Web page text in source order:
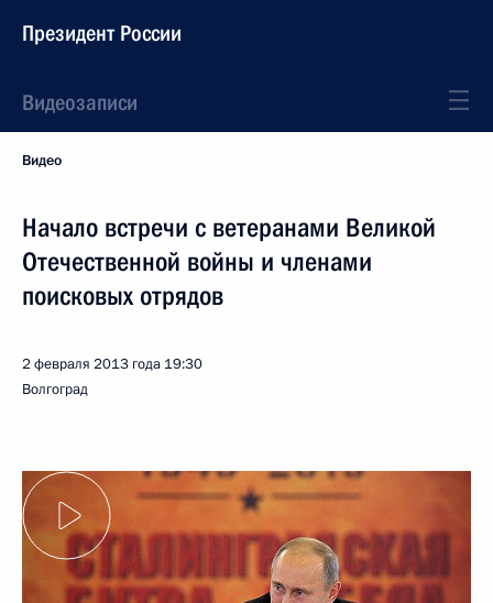
Президент России
Видеозаписи
Видео
Начало встречи с ветеранами Великой
Отечественной войны и членами
поисковых отрядов
2 февраля 2013 года 19:30
Волгоград